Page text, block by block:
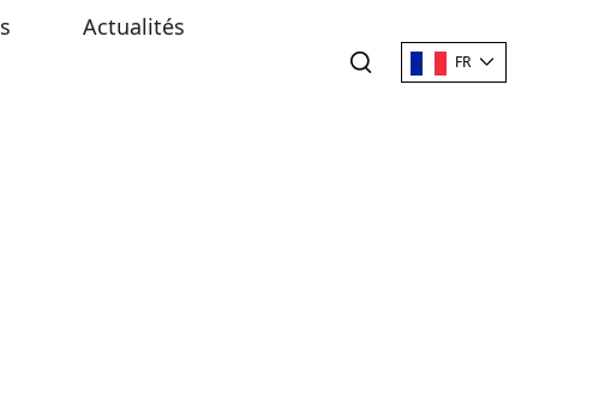
Actualités
FR